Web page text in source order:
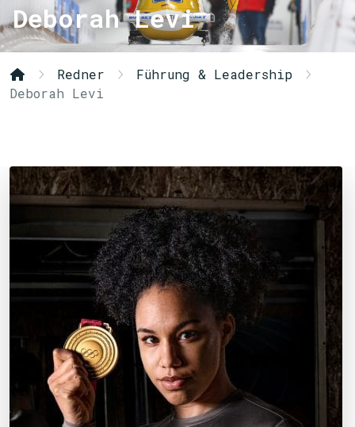
Deborah Levi
Redner
Führung & Leadership
Deborah Levi